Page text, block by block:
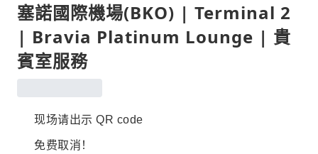
塞諾國際機場(BKO) | Terminal 2
| Bravia Platinum Lounge | 貴
賓室服務
现场请出示 QR code
免费取消！